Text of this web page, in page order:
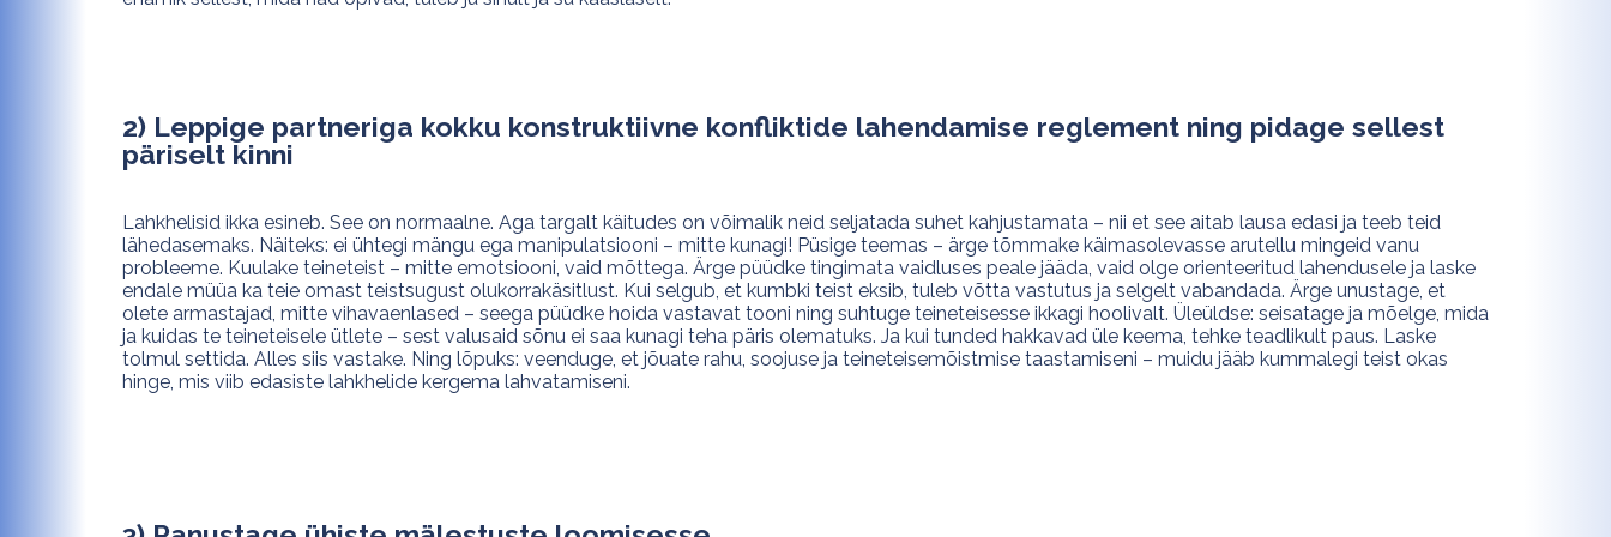
2) Leppige partneriga kokku konstruktiivne konfliktide lahendamise reglement ning pidage sellest
päriselt kinni
Lahkhelisid ikka esineb. See on normaalne. Aga targalt käitudes on võimalik neid seljatada suhet kahjustamata – nii et see aitab lausa edasi ja teeb teid
lähedasemaks. Näiteks: ei ühtegi mängu ega manipulatsiooni – mitte kunagi! Püsige teemas – ärge tõmmake käimasolevasse arutellu mingeid vanu
probleeme. Kuulake teineteist – mitte emotsiooni, vaid mõttega. Ärge püüdke tingimata vaidluses peale jääda, vaid olge orienteeritud lahendusele ja laske
endale müüa ka teie omast teistsugust olukorrakäsitlust. Kui selgub, et kumbki teist eksib, tuleb võtta vastutus ja selgelt vabandada. Ärge unustage, et
olete armastajad, mitte vihavaenlased – seega püüdke hoida vastavat tooni ning suhtuge teineteisesse ikkagi hoolivalt. Üleüldse: seisatage ja mõelge, mida
ja kuidas te teineteisele ütlete – sest valusaid sõnu ei saa kunagi teha päris olematuks. Ja kui tunded hakkavad üle keema, tehke teadlikult paus. Laske
tolmul settida. Alles siis vastake. Ning lõpuks: veenduge, et jõuate rahu, soojuse ja teineteisemõistmise taastamiseni – muidu jääb kummalegi teist okas
hinge, mis viib edasiste lahkhelide kergema lahvatamiseni.